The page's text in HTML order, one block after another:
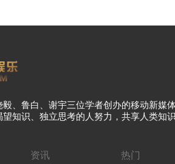
、鲁白、谢宇三位学者创办的移动新媒
知识、独立思考的人努力，共享人类知
资讯 热门